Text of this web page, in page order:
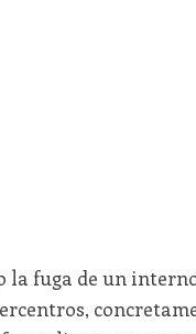
la fuga de un